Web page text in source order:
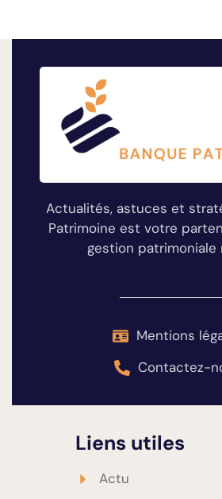
Actualités, astuces et
Patrimoine est votre
gestion patrimoniale
Mentions
Contactez-
Liens utiles
Actu